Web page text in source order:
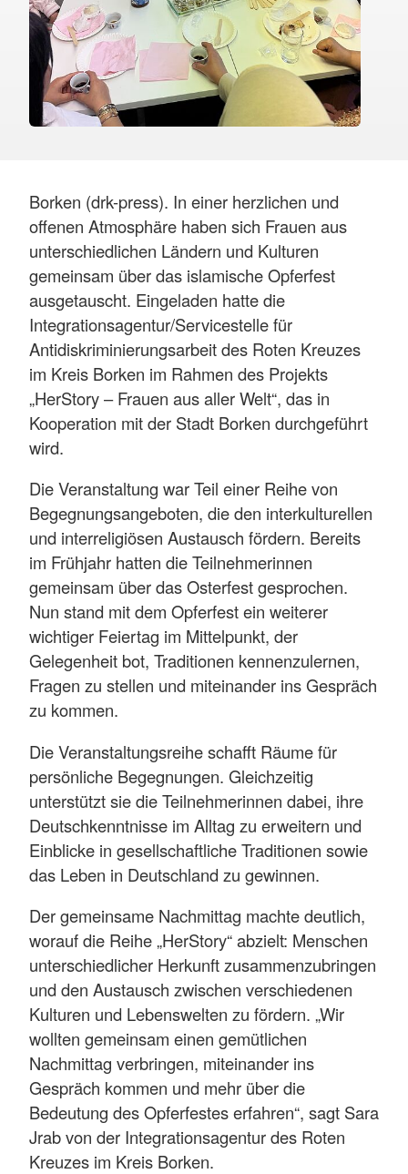
Borken (drk-press). In einer herzlichen und
offenen Atmosphäre haben sich Frauen aus
unterschiedlichen Ländern und Kulturen
gemeinsam über das islamische Opferfest
ausgetauscht. Eingeladen hatte die
Integrationsagentur/Servicestelle für
Antidiskriminierungsarbeit des Roten Kreuzes
im Kreis Borken im Rahmen des Projekts
„HerStory – Frauen aus aller Welt“, das in
Kooperation mit der Stadt Borken durchgeführt
wird.
Die Veranstaltung war Teil einer Reihe von
Begegnungsangeboten, die den interkulturellen
und interreligiösen Austausch fördern. Bereits
im Frühjahr hatten die Teilnehmerinnen
gemeinsam über das Osterfest gesprochen.
Nun stand mit dem Opferfest ein weiterer
wichtiger Feiertag im Mittelpunkt, der
Gelegenheit bot, Traditionen kennenzulernen,
Fragen zu stellen und miteinander ins Gespräch
zu kommen.
Die Veranstaltungsreihe schafft Räume für
persönliche Begegnungen. Gleichzeitig
unterstützt sie die Teilnehmerinnen dabei, ihre
Deutschkenntnisse im Alltag zu erweitern und
Einblicke in gesellschaftliche Traditionen sowie
das Leben in Deutschland zu gewinnen.
Der gemeinsame Nachmittag machte deutlich,
worauf die Reihe „HerStory“ abzielt: Menschen
unterschiedlicher Herkunft zusammenzubringen
und den Austausch zwischen verschiedenen
Kulturen und Lebenswelten zu fördern. „Wir
wollten gemeinsam einen gemütlichen
Nachmittag verbringen, miteinander ins
Gespräch kommen und mehr über die
Bedeutung des Opferfestes erfahren“, sagt Sara
Jrab von der Integrationsagentur des Roten
Kreuzes im Kreis Borken.